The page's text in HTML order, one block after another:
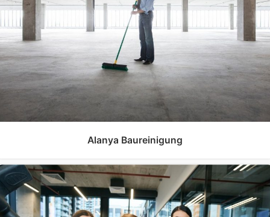
Alanya Baureinigung